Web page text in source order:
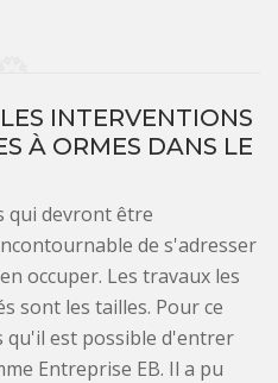
INTERVENTIONS
À ORMES DANS LE
qui devront être
de s'adresser
occuper. Les travaux les
sont les tailles. Pour ce
qu'il est possible d'entrer
Entreprise EB. Il a pu